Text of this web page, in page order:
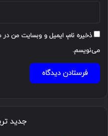
ذخیره نام، ایمیل و وبسایت من در
می‌نویسم.
جدید